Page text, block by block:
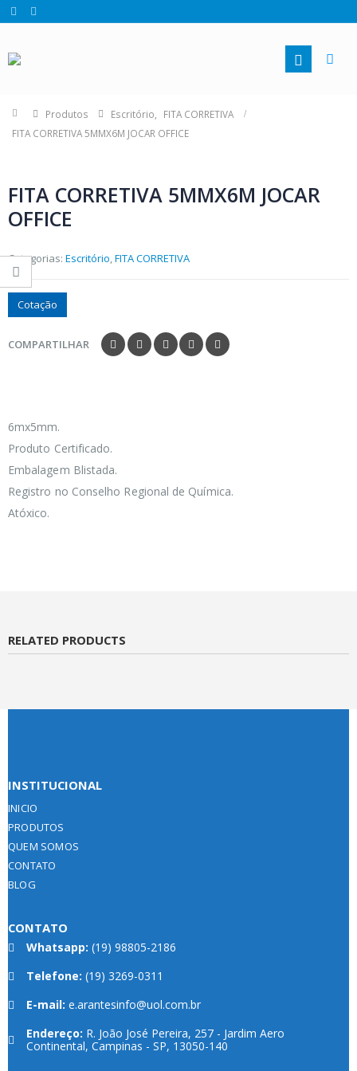
Produtos Escritório
FITA CORRETIVA
FITA CORRETIVA 5MMX6M JOCAR OFFICE
FITA CORRETIVA 5MMX6M JOCAR
OFFICE
Categorias: Escritório,FITA CORRETIVA
Cotação
COMPARTILHAR
6mx5mm.
Produto Certificado.
Embalagem Blistada.
Registro no Conselho Regional de Química.
Atóxico.
RELATED PRODUCTS
INSTITUCIONAL
INICIO
PRODUTOS
QUEM SOMOS
CONTATO
BLOG
CONTATO
Whatsapp: (19) 98805-2186
Telefone: (19) 3269-0311
E-mail: e.arantesinfo@uol.com.br
Endereço: R. João José Pereira, 257 - Jardim Aero
Continental, Campinas - SP, 13050-140